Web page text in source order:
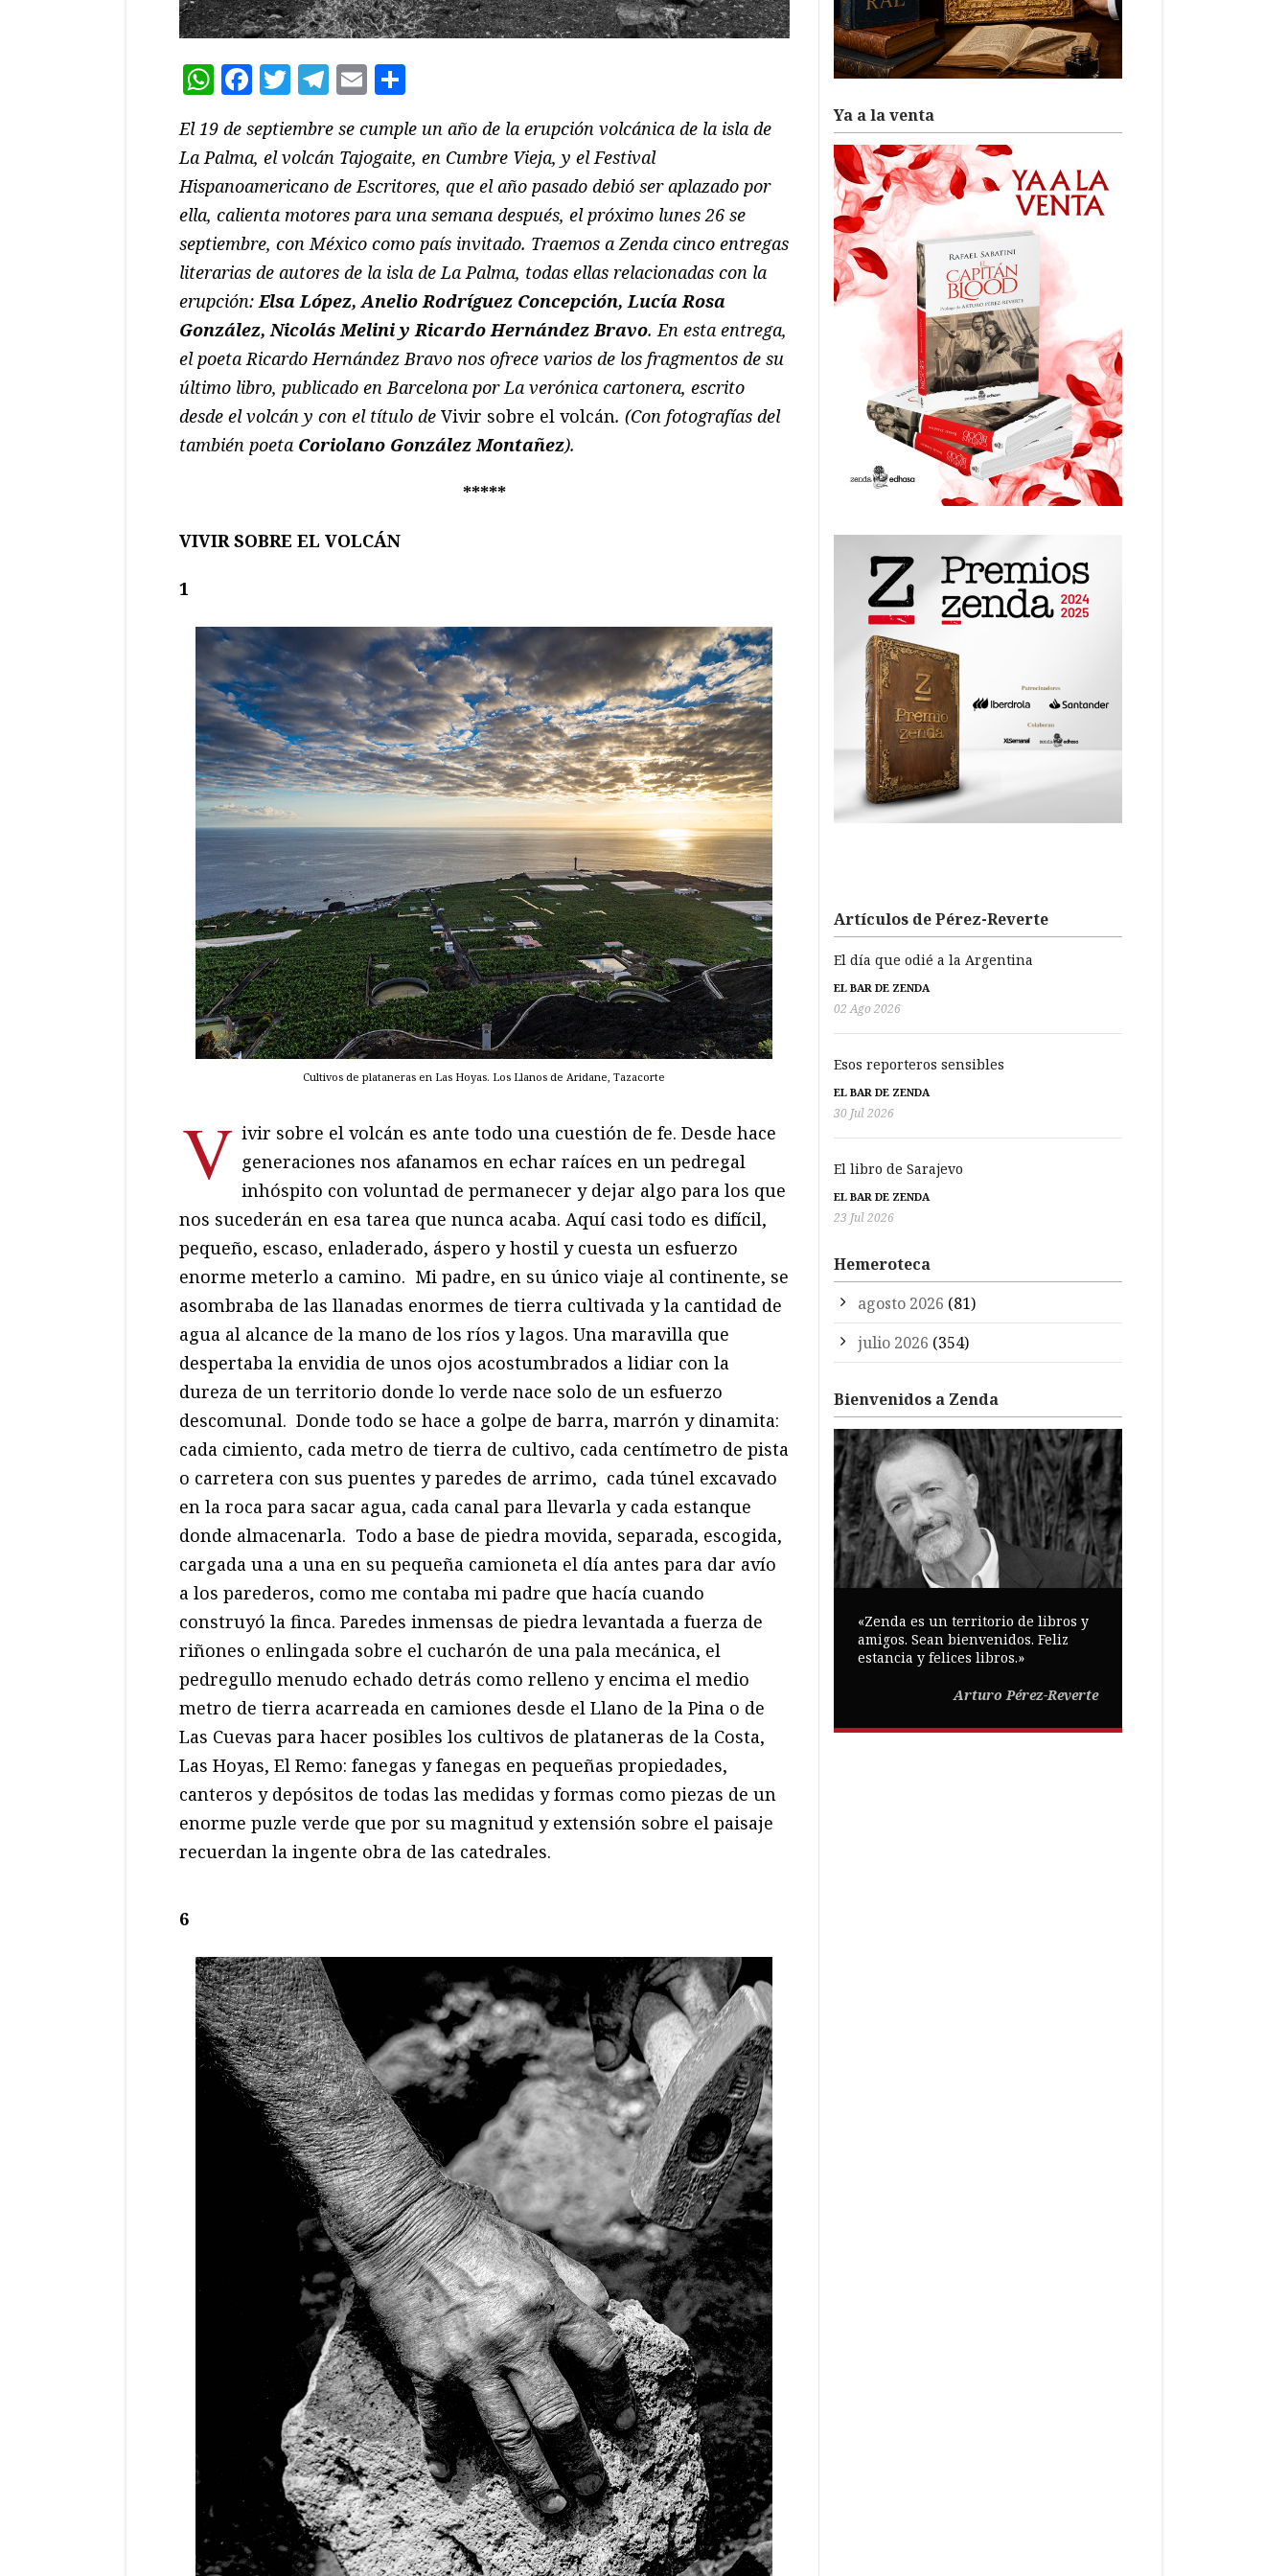
WhatsApp
Facebook
Twitter
Telegram
Email
El 19 de septiembre se cumple un año de la erupción volcánica de la isla de
La Palma, el volcán Tajogaite, en Cumbre Vieja, y el Festival
Hispanoamericano de Escritores, que el año pasado debió ser aplazado por
ella, calienta motores para una semana después, el próximo lunes 26 se
septiembre, con México como país invitado. Traemos a Zenda cinco entregas
literarias de autores de la isla de La Palma, todas ellas relacionadas con la
erupción: Elsa López, Anelio Rodríguez Concepción, Lucía Rosa
González, Nicolás Melini y Ricardo Hernández Bravo. En esta entrega,
el poeta Ricardo Hernández Bravo nos ofrece varios de los fragmentos de su
último libro, publicado en Barcelona por La verónica cartonera, escrito
desde el volcán y con el título de Vivir sobre el volcán. (Con fotografías del
también poeta Coriolano González Montañez).
*****
VIVIR SOBRE EL VOLCÁN
1
Cultivos de plataneras en Las Hoyas. Los Llanos de Aridane, Tazacorte
V ivir sobre el volcán es ante todo una cuestión de fe. Desde hace
generaciones nos afanamos en echar raíces en un pedregal
inhóspito con voluntad de permanecer y dejar algo para los que
nos sucederán en esa tarea que nunca acaba. Aquí casi todo es difícil,
pequeño, escaso, enladerado, áspero y hostil y cuesta un esfuerzo
enorme meterlo a camino. Mi padre, en su único viaje al continente, se
asombraba de las llanadas enormes de tierra cultivada y la cantidad de
agua al alcance de la mano de los ríos y lagos. Una maravilla que
despertaba la envidia de unos ojos acostumbrados a lidiar con la
dureza de un territorio donde lo verde nace solo de un esfuerzo
descomunal. Donde todo se hace a golpe de barra, marrón y dinamita:
cada cimiento, cada metro de tierra de cultivo, cada centímetro de pista
o carretera con sus puentes y paredes de arrimo, cada túnel excavado
en la roca para sacar agua, cada canal para llevarla y cada estanque
donde almacenarla. Todo a base de piedra movida, separada, escogida,
cargada una a una en su pequeña camioneta el día antes para dar avío
a los parederos, como me contaba mi padre que hacía cuando
construyó la finca. Paredes inmensas de piedra levantada a fuerza de
riñones o enlingada sobre el cucharón de una pala mecánica, el
pedregullo menudo echado detrás como relleno y encima el medio
metro de tierra acarreada en camiones desde el Llano de la Pina o de
Las Cuevas para hacer posibles los cultivos de plataneras de la Costa,
Las Hoyas, El Remo: fanegas y fanegas en pequeñas propiedades,
canteros y depósitos de todas las medidas y formas como piezas de un
enorme puzle verde que por su magnitud y extensión sobre el paisaje
recuerdan la ingente obra de las catedrales.
6
Ya a la venta
Artículos de Pérez-Reverte
El día que odié a la Argentina
EL BAR DE ZENDA
02 Ago 2026
Esos reporteros sensibles
EL BAR DE ZENDA
30 Jul 2026
El libro de Sarajevo
EL BAR DE ZENDA
23 Jul 2026
Hemeroteca
agosto 2026 (81)
julio 2026 (354)
Bienvenidos a Zenda
«Zenda es un territorio de libros y
amigos. Sean bienvenidos. Feliz
estancia y felices libros.»
Arturo Pérez-Reverte